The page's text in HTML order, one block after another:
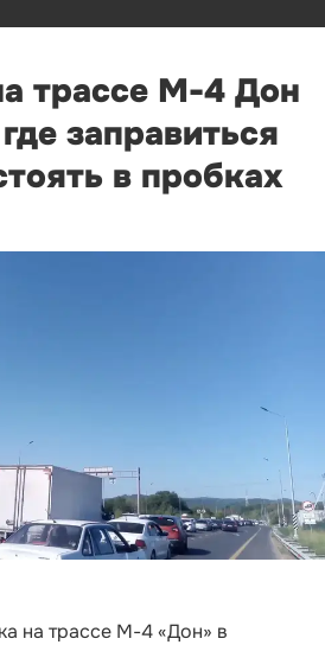
трассе М-4 Дон
заправиться
в пробках
на трассе М-4 «Дон» в